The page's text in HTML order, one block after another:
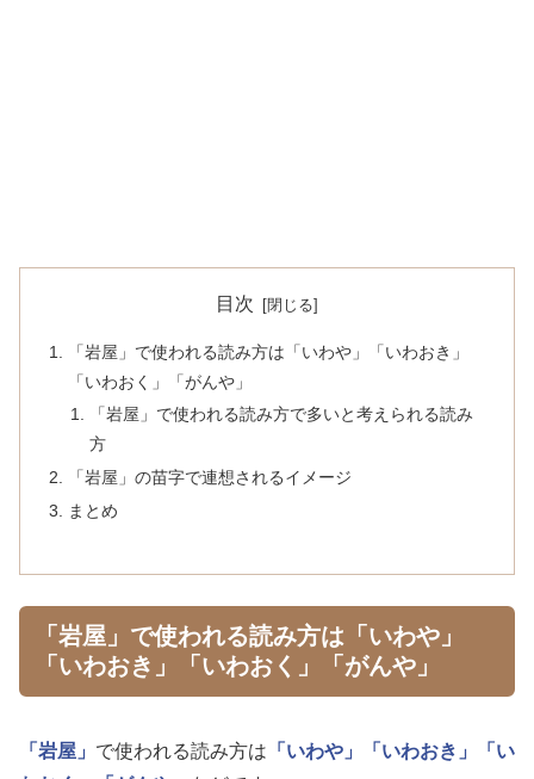
目次
「岩屋」で使われる読み方は「いわや」「いわおき」
「いわおく」「がんや」
「岩屋」で使われる読み方で多いと考えられる読み
方
「岩屋」の苗字で連想されるイメージ
まとめ
「岩屋」で使われる読み方は「いわや」
「いわおき」「いわおく」「がんや」
「岩屋」 で使われる読み方は 「いわや」 「いわおき」
「い